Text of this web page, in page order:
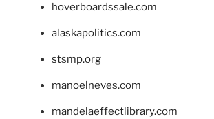
hoverboardssale.com
alaskapolitics.com
stsmp.org
manoelneves.com
mandelaeffectlibrary.com